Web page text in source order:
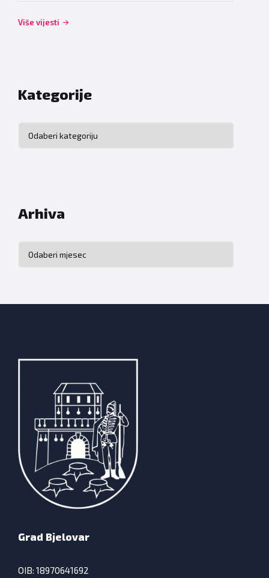
Više vijesti
Kategorije
Arhiva
Grad Bjelovar
OIB: 18970641692